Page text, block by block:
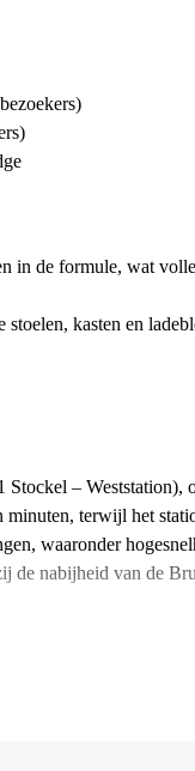
in de formule, wat
stoelen, kasten en
– Weststation),
terwijl het
waaronder
de nabijheid van de